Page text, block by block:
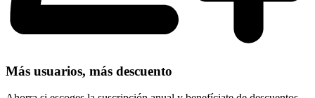
Más usuarios, más descuento